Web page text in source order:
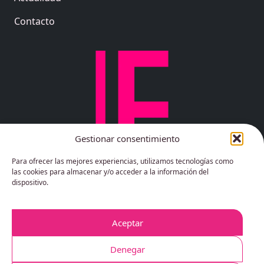
Gestionar consentimiento
Para ofrecer las mejores experiencias, utilizamos tecnologías como
las cookies para almacenar y/o acceder a la información del
dispositivo.
Aceptar
Denegar
Contacto